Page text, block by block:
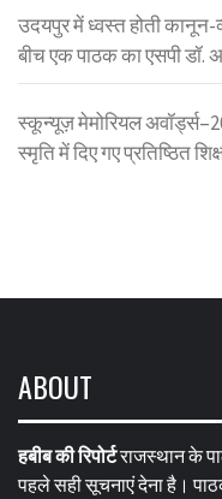
उदयपुर में ध्वस्त होती कानून-
बीच एक पाठक का एसपी डॉ.
स्कून्यूज़ मेमोरियल
स्मृति में दिए गए प्रतिष्ठित
ABOUT
हबीब की रिपोर्टराजस्थान के
पहले सही सूचनाएं देना है।